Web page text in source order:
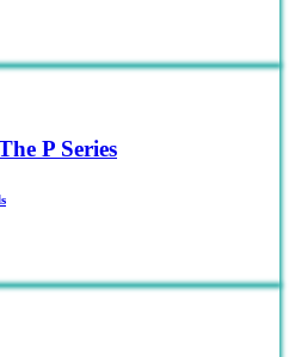
P Series